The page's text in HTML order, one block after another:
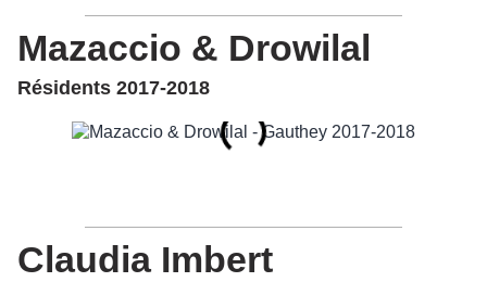
Mazaccio & Drowilal
Résidents 2017-2018
Claudia Imbert